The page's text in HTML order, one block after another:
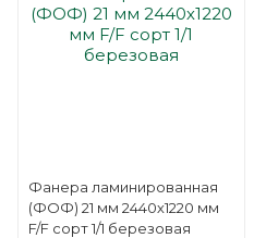
Фанера ламинированная
(ФОФ) 21 мм 2440х1220 мм
F/F сорт 1/1 березовая